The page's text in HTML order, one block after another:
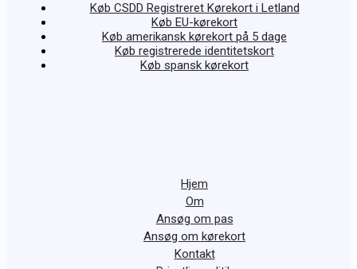
Køb CSDD Registreret Kørekort i Letland
Køb EU-kørekort
Køb amerikansk kørekort på 5 dage
Køb registrerede identitetskort
Køb spansk kørekort
Hjem
Om
Ansøg om pas
Ansøg om kørekort
Kontakt